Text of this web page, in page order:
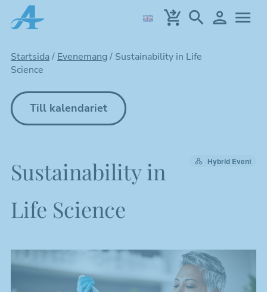
Hoppa
till
Startsida/ Evenemang / Sustainability in Life
Science
Till kalendariet
Hybrid Event
Sustainability in
Life Science